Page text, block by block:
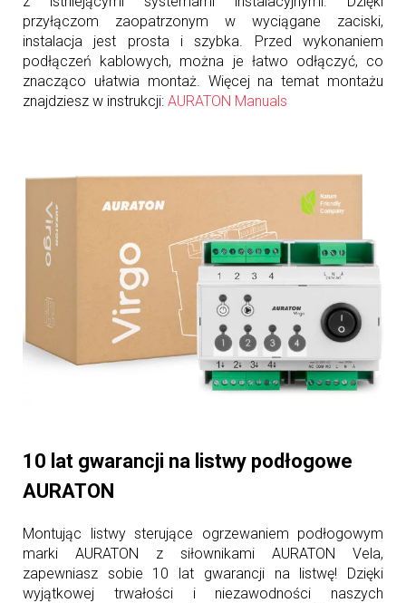
przyłączom zaopatrzonym w wyciągane zaciski,
instalacja jest prosta i szybka. Przed wykonaniem
podłączeń kablowych, można je łatwo odłączyć, co
znacząco ułatwia montaż. Więcej na temat montażu
znajdziesz w instrukcji: AURATON Manuals
10 lat gwarancji na listwy podłogowe
AURATON
Montując listwy sterujące ogrzewaniem podłogowym
marki AURATON z siłownikami AURATON Vela,
zapewniasz sobie 10 lat gwarancji na listwę! Dzięki
wyjątkowej trwałości i niezawodności naszych